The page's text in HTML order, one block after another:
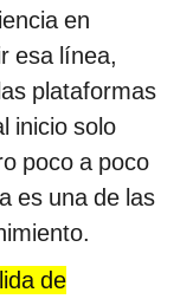
en
esa línea,
plataformas
inicio solo
poco a poco
es una de las
de